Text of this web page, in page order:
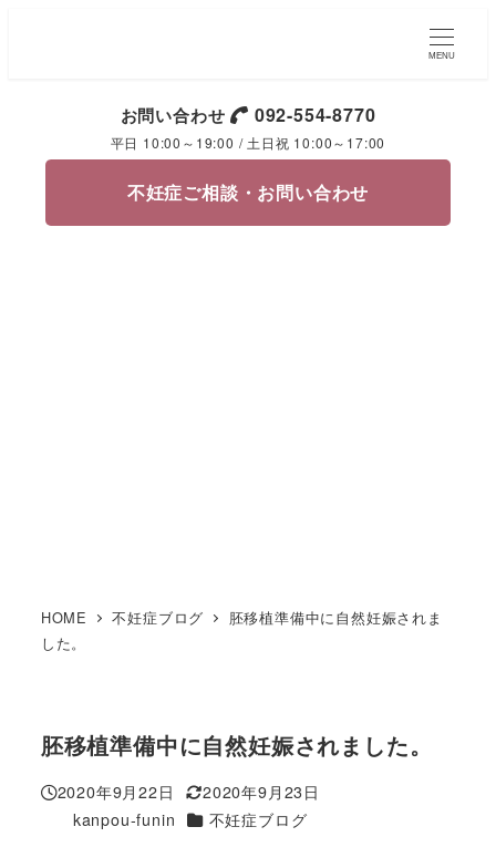
MENU
お問い合わせ 092-554-8770
平日 10:00～19:00 / 土日祝 10:00～17:00
不妊症ご相談・お問い合わせ
HOME 不妊症ブログ
胚移植準備中に自然妊娠されま
した。
胚移植準備中に自然妊娠されました。
投稿日
2020年9月22日
更新日
2020年9月23日
kanpou-funin カテゴリー
不妊症ブログ